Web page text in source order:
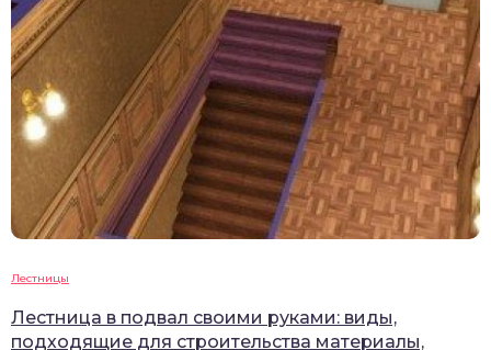
Лестницы
Лестница в подвал своими руками: виды,
подходящие для строительства материалы,